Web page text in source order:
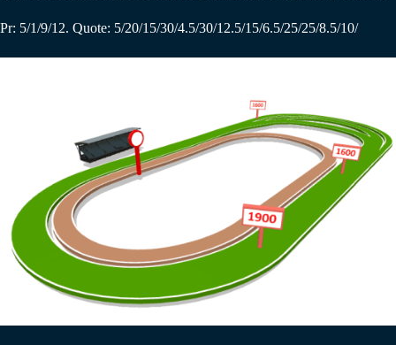
Pr: 5/1/9/12. Quote: 5/20/15/30/4.5/30/12.5/15/6.5/25/25/8.5/10/